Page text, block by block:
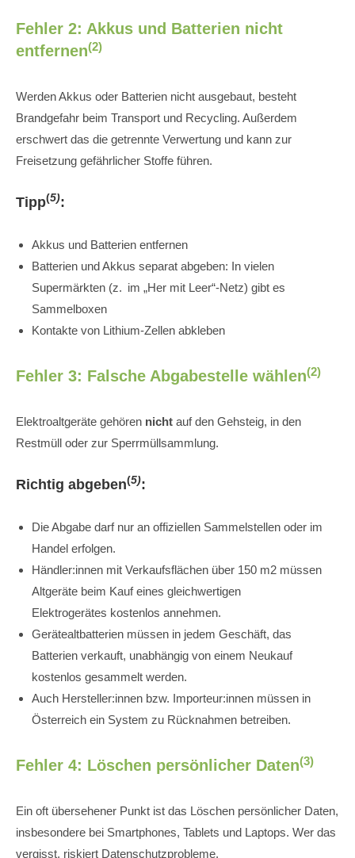
Fehler 2: Akkus und Batterien nicht
entfernen(2)
Werden Akkus oder Batterien nicht ausgebaut, besteht
Brandgefahr beim Transport und Recycling. Außerdem
erschwert das die getrennte Verwertung und kann zur
Freisetzung gefährlicher Stoffe führen.
Tipp(5):
Akkus und Batterien entfernen
Batterien und Akkus separat abgeben: In vielen
Supermärkten (z. im „Her mit Leer“-Netz) gibt es
Sammelboxen
Kontakte von Lithium-Zellen abkleben
Fehler 3: Falsche Abgabestelle wählen(2)
Elektroaltgeräte gehören nicht auf den Gehsteig, in den
Restmüll oder zur Sperrmüllsammlung.
Richtig abgeben(5):
Die Abgabe darf nur an offiziellen Sammelstellen oder im
Handel erfolgen.
Händler:innen mit Verkaufsflächen über 150 m2 müssen
Altgeräte beim Kauf eines gleichwertigen
Elektrogerätes kostenlos annehmen.
Gerätealtbatterien müssen in jedem Geschäft, das
Batterien verkauft, unabhängig von einem Neukauf
kostenlos gesammelt werden.
Auch Hersteller:innen bzw. Importeur:innen müssen in
Österreich ein System zu Rücknahmen betreiben.
Fehler 4: Löschen persönlicher Daten(3)
Ein oft übersehener Punkt ist das Löschen persönlicher Daten,
insbesondere bei Smartphones, Tablets und Laptops. Wer das
vergisst, riskiert Datenschutzprobleme.